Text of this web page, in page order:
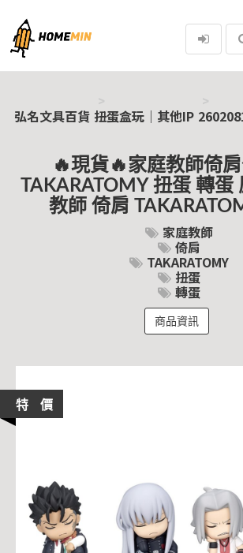
弘名文具百貨
弘名文具百貨 扭蛋盒玩｜其他IP
🔥現貨🔥家庭教師倚
TAKARATOMY 扭蛋 轉蛋
教師 倚肩
家庭教師
倚肩
TAKARATOMY
扭蛋
轉蛋
商品資訊
特 價